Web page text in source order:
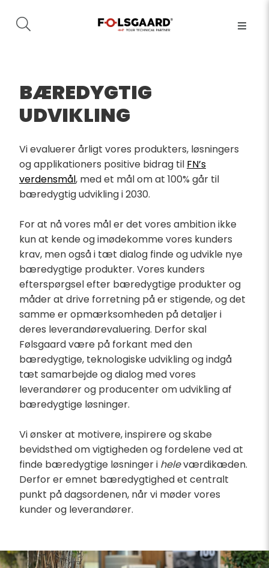
BÆREDYGTIG
UDVIKLING
Vi evaluerer årligt vores produkters, løsningers
og applikationers positive bidrag til FN’s
verdensmål, med et mål om at 100% går til
bæredygtig udvikling i 2030.
For at nå vores mål er det vores ambition ikke
kun at kende og imødekomme vores kunders
krav, men også i tæt dialog finde og udvikle nye
bæredygtige produkter. Vores kunders
efterspørgsel efter bæredygtige produkter og
måder at drive forretning på er stigende, og det
samme er opmærksomheden på detaljer i
deres leverandørevaluering. Derfor skal
Følsgaard være på forkant med den
bæredygtige, teknologiske udvikling og indgå
tæt samarbejde og dialog med vores
leverandører og producenter om udvikling af
bæredygtige løsninger.
Vi ønsker at motivere, inspirere og skabe
bevidsthed om vigtigheden og fordelene ved at
finde bæredygtige løsninger i heleværdikæden.
Derfor er emnet bæredygtighed et centralt
punkt på dagsordenen, når vi møder vores
kunder og leverandører.